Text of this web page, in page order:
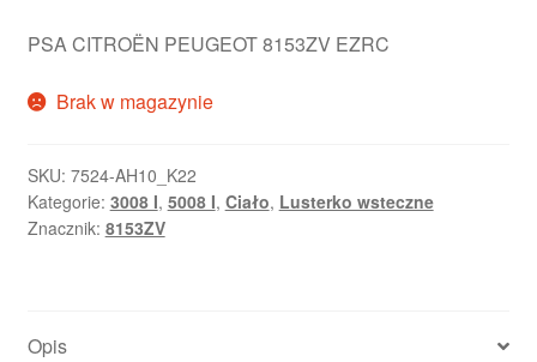
PSA CITROËN PEUGEOT 8153ZV EZRC
Brak w magazynie
SKU: 7524-AH10_K22
Kategorie: 3008 I, 5008 I, Ciało, Lusterko wsteczne
Znacznik: 8153ZV
Opis